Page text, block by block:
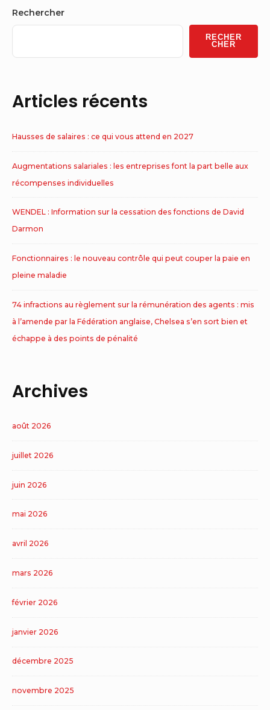
Sidebar
Widget
Area
Rechercher
RECHER
CHER
Articles récents
Hausses de salaires : ce qui vous attend en 2027
Augmentations salariales : les entreprises font la part belle aux
récompenses individuelles
WENDEL : Information sur la cessation des fonctions de David
Darmon
Fonctionnaires : le nouveau contrôle qui peut couper la paie en
pleine maladie
74 infractions au règlement sur la rémunération des agents : mis
à l’amende par la Fédération anglaise, Chelsea s’en sort bien et
échappe à des points de pénalité
Archives
août 2026
juillet 2026
juin 2026
mai 2026
avril 2026
mars 2026
février 2026
janvier 2026
décembre 2025
novembre 2025